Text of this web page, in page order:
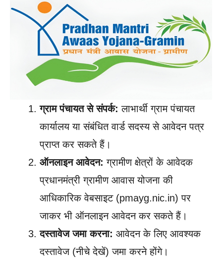
ग्राम पंचायत से संपर्क: लाभार्थी ग्राम पंचायत
कार्यालय या संबंधित वार्ड सदस्य से आवेदन पत्र
प्राप्त कर सकते हैं।
ऑनलाइन आवेदन: ग्रामीण क्षेत्रों के आवेदक
प्रधानमंत्री ग्रामीण आवास योजना की
आधिकारिक वेबसाइट (pmayg.nic.in) पर
जाकर भी ऑनलाइन आवेदन कर सकते हैं।
दस्तावेज जमा करना: आवेदन के लिए आवश्यक
दस्तावेज (नीचे देखें) जमा करने होंगे।